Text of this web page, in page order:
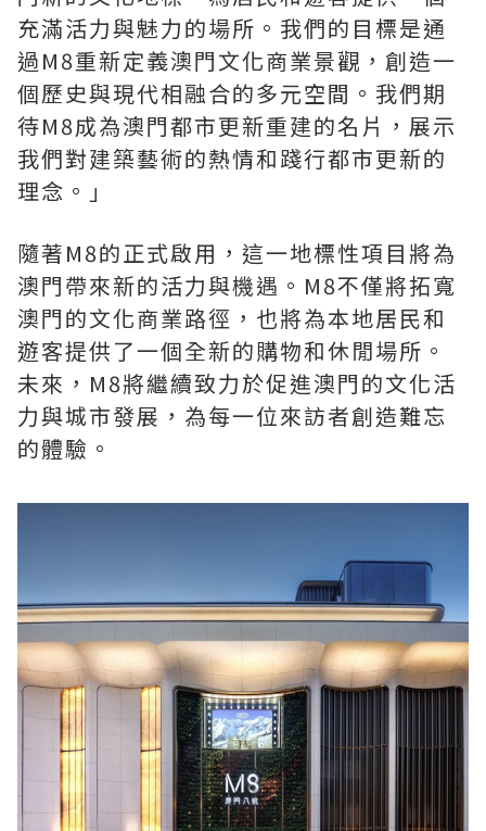
充滿活力與魅力的場所。我們的目標是通
過M8重新定義澳門文化商業景觀，創造一
個歷史與現代相融合的多元空間。我們期
待M8成為澳門都市更新重建的名片，展示
我們對建築藝術的熱情和踐行都市更新的
理念。」
隨著M8的正式啟用，這一地標性項目將為
澳門帶來新的活力與機遇。M8不僅將拓寬
澳門的文化商業路徑，也將為本地居民和
遊客提供了一個全新的購物和休閒場所。
未來，M8將繼續致力於促進澳門的文化活
力與城市發展，為每一位來訪者創造難忘
的體驗。